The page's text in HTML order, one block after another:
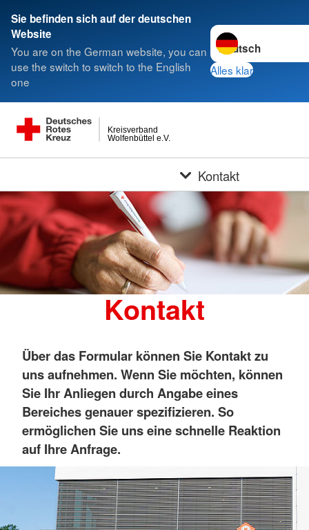
Sie befinden sich auf der deutschen
Website
You are on the German website, you can
use the switch to switch to the English
one
Sprache wechseln
Alles klar
Wolfenbüttel e.V.
Kreisverband
Kontakt
Kontakt
Über das Formular können Sie Kontakt zu
uns aufnehmen. Wenn Sie möchten, können
Sie Ihr Anliegen durch Angabe eines
Bereiches genauer spezifizieren. So
ermöglichen Sie uns eine schnelle Reaktion
auf Ihre Anfrage.